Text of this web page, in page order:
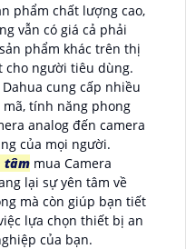
phẩm chất lượng cao,
vẫn có giá cả phải
phẩm khác trên thị
cho người tiêu dùng.
cung cấp nhiều
tính năng phong
analog đến camera
của mọi người.
tâm mua Camera
lại sự yên tâm về
mà còn giúp bạn tiết
lựa chọn thiết bị an
của bạn.